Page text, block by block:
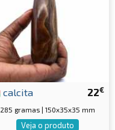
22€
calcita
285 gramas | 150x35x35 mm
Veja o produto